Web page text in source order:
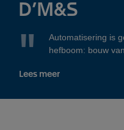
D’M&S
Automatisering is
hefboom: bouw
Lees meer